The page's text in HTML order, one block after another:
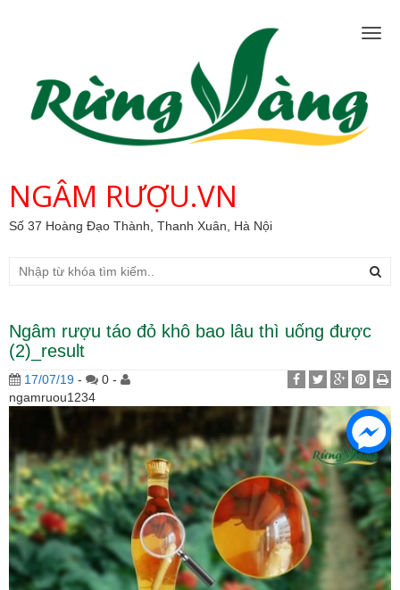
NGÂM RƯỢU.VN
Số 37 Hoàng Đạo Thành, Thanh Xuân, Hà Nội
Ngâm rượu táo đỏ khô bao lâu thì uống được
(2)_result
17/07/19 -
0 -
ngamruou1234